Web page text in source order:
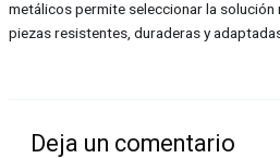
metálicos permite seleccionar la
piezas resistentes, duraderas y
Deja un comentario